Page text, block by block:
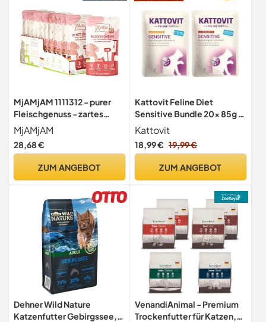
MjAMjAM 1111312 - purer
Fleischgenuss - zartes
Känguru pur 12er Pack (12 x
125 g), Katze
MjAMjAM
28,68 €
ZUM ANGEBOT
Kattovit Feline Diet
Sensitive Bundle 20x 85g /
10x Huhn&Ente und 10x
Huhn&Pute/Zur Minderung
von Ausgangerzeugnis- und
nungen + Miamor Cream
Kattovit
18,99 € 19,99 €
ZUM ANGEBOT
Dehner Wild Nature
Katzenfutter Gebirgssee,
VenandiAnimal - Premium
Trockenfutter für Katzen,